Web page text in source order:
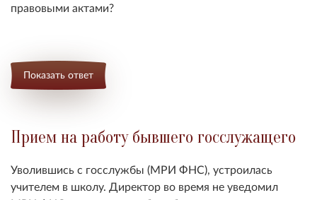
правовыми актами?
Показать ответ
Прием на работу бывшего госслужащего
Уволившись с госслужбы (МРИ ФНС), устроилась
учителем в школу. Директор во время не уведомил